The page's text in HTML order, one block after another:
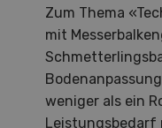
Zum Thema
mit
weniger als ein
Leistungsbedarf